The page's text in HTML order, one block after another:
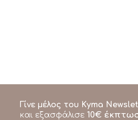
Γίνε μέλος του Kyma
και εξασφάλισε 10€